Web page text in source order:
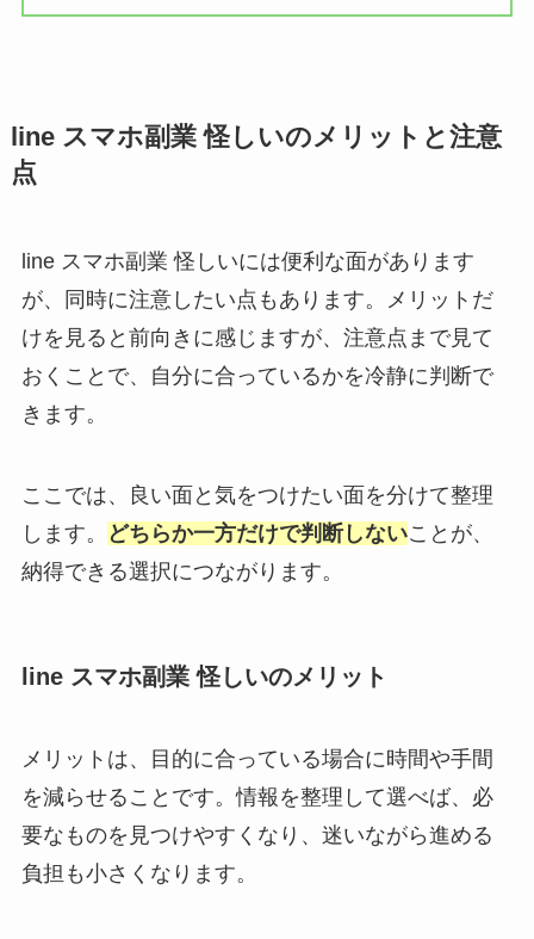
line スマホ副業 怪しいのメリットと注意
点
line スマホ副業 怪しいには便利な面があります
が、同時に注意したい点もあります。メリットだ
けを見ると前向きに感じますが、注意点まで見て
おくことで、自分に合っているかを冷静に判断で
きます。
ここでは、良い面と気をつけたい面を分けて整理
します。
どちらか一方だけで判断しないことが、
納得できる選択につながります。
line スマホ副業 怪しいのメリット
メリットは、目的に合っている場合に時間や手間
を減らせることです。情報を整理して選べば、必
要なものを見つけやすくなり、迷いながら進める
負担も小さくなります。